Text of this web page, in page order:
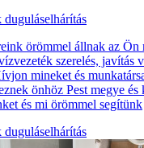
örömmel állnak az Ön
szerelés, javítás
mineket és
önhöz Pest megye és
és mi örömmel segítünk